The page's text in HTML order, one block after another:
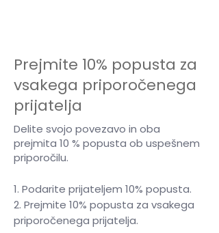
Prejmite 10% popusta za
vsakega priporočenega
prijatelja
Delite svojo povezavo in oba
prejmita 10 % popusta ob uspešnem
priporočilu.
Podarite prijateljem 10% popusta.
Prejmite 10% popusta za vsakega
priporočenega prijatelja.